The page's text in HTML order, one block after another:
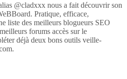
@cladxxx nous a fait découvrir son
Pratique, efficace,
liste des meilleurs blogueurs SEO
forums accès sur le
déjà deux bons outils veille-